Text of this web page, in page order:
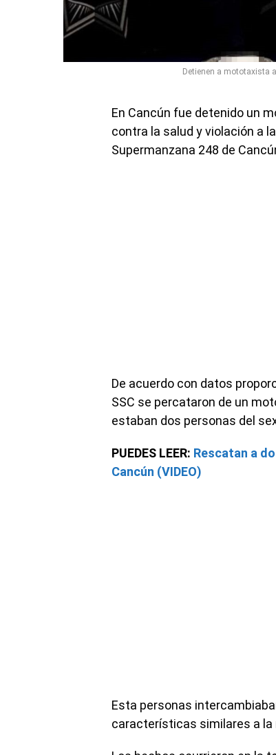
Detienen a mototaxista
En Cancún fue detenido un
contra la salud y violación a
Supermanzana 248 de
De acuerdo con datos
SSC se percataron de un
estaban dos personas del
PUEDES LEER: Rescatan a
Cancún (VIDEO)
Esta personas
características similares a la